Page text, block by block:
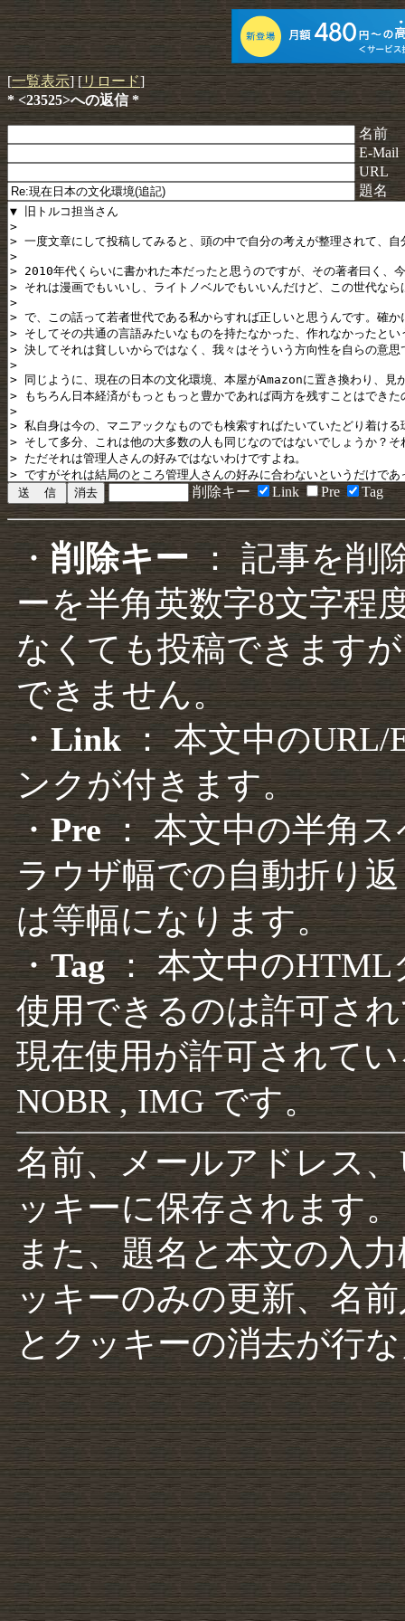
[一覧表示] [リロード]
* <23525>への返信 *
名前
E-Mail
URL
題名
削除キー Link Pre Tag
・削除キー： 記事を削
ーを半角英数字8文字程
なくても投稿できます
できません。
・Link： 本文中のURL/
ンクが付きます。
・Pre： 本文中の半角
ラウザ幅での自動折り
は等幅になります。
・Tag： 本文中のHTML
使用できるのは許可さ
現在使用が許可されて
NOBR , IMG です。
名前、メールアドレス
ッキーに保存されます。
また、題名と本文の入
ッキーのみの更新、名
とクッキーの消去が行